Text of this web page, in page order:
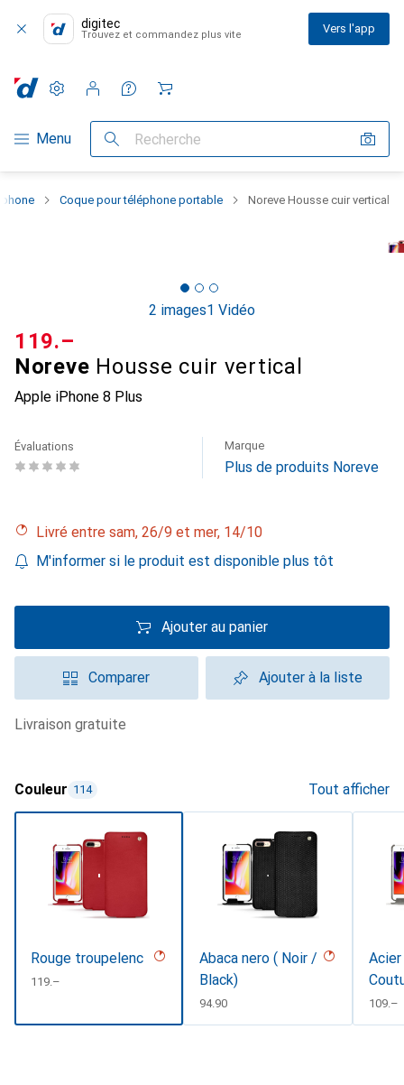
digitec
Trouvez et commandez plus vite Vers l'app
Navigation par catégorie
Menu Recherche
Paramètres
Compte client
Listes de comparaison
Listes d'envies
Panier
Coque pour téléphone portable Noreve Housse cuir vertical
2 images1 Vidéo
Noreve Housse cuir vertical
Apple iPhone 8 Plus
CHF
119.–
Évaluations Marque
Plus de produits Noreve
Livré entre sam, 26/9 et mer, 14/10
M'informer si le produit est disponible plus tôt
Ajouter au panier
Comparer Ajouter à la liste
livraison gratuite
Couleur 114 Tout afficher
Rouge troupelenc
CHF
119.–
Abaca nero ( Noir /
Black)
CHF
94.90 CHF
109.–